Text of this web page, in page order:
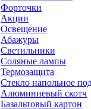
Форточки
Акции
Освещение
Абажуры
Светильники
Соляные лампы
Термозащита
Стекло напольное
Алюминиевый скотч
Базальтовый картон